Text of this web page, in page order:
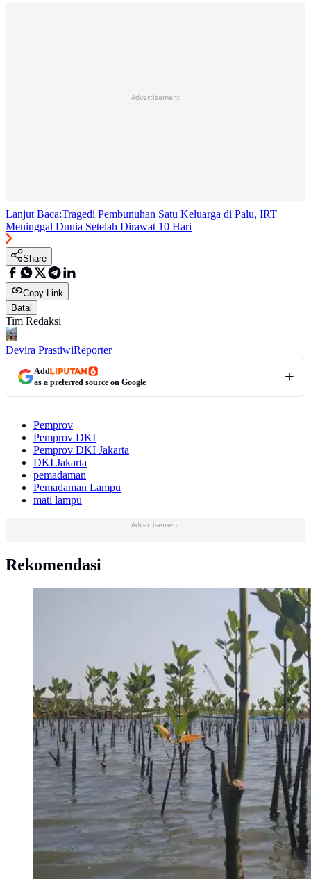
Advertisement
Lanjut Baca:Tragedi Pembunuhan Satu Keluarga di Palu, IRT
Meninggal Dunia Setelah Dirawat 10 Hari
Share
Copy Link
Batal
Tim Redaksi
Devira PrastiwiReporter
Add
as a preferred source on Google
Pemprov
Pemprov DKI
Pemprov DKI Jakarta
DKI Jakarta
pemadaman
Pemadaman Lampu
mati lampu
Advertisement
Rekomendasi